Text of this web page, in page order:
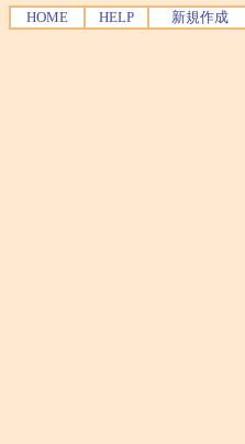
HOME HELP 新規作成